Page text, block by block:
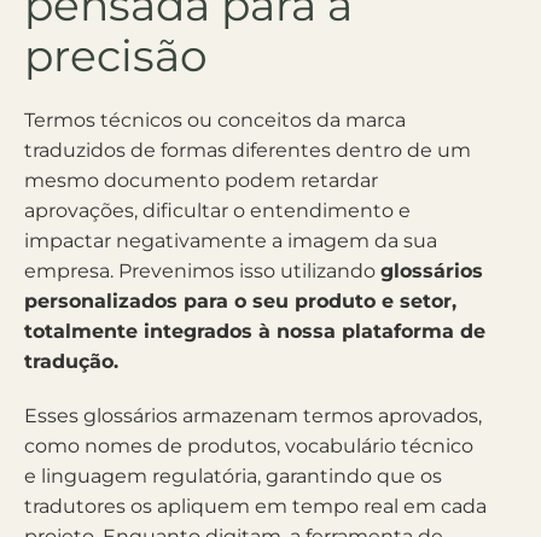
precisão
Termos técnicos ou conceitos da marca
traduzidos de formas diferentes dentro de um
mesmo documento podem retardar
aprovações, dificultar o entendimento e
impactar negativamente a imagem da sua
empresa. Prevenimos isso utilizando glossários
personalizados para o seu produto e setor,
totalmente integrados à nossa plataforma de
tradução.
Esses glossários armazenam termos aprovados,
como nomes de produtos, vocabulário técnico
e linguagem regulatória, garantindo que os
tradutores os apliquem em tempo real em cada